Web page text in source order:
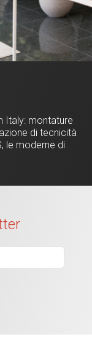
Italy: montature
di tecnicità
le moderne di